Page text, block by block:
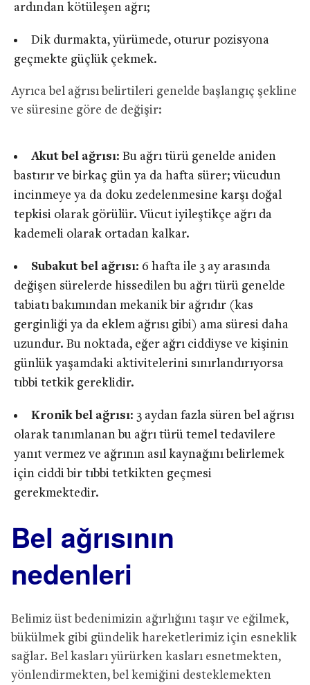
ardından kötüleşen ağrı;
Dik durmakta, yürümede, oturur pozisyona
geçmekte güçlük çekmek.
Ayrıca bel ağrısı belirtileri genelde başlangıç şekline
ve süresine göre de değişir:
Akut bel ağrısı: Bu ağrı türü genelde aniden
bastırır ve birkaç gün ya da hafta sürer; vücudun
incinmeye ya da doku zedelenmesine karşı doğal
tepkisi olarak görülür. Vücut iyileştikçe ağrı da
kademeli olarak ortadan kalkar.
Subakut bel ağrısı: 6 hafta ile 3 ay arasında
değişen sürelerde hissedilen bu ağrı türü genelde
tabiatı bakımından mekanik bir ağrıdır (kas
gerginliği ya da eklem ağrısı gibi) ama süresi daha
uzundur. Bu noktada, eğer ağrı ciddiyse ve kişinin
günlük yaşamdaki aktivitelerini sınırlandırıyorsa
tıbbi tetkik gereklidir.
Kronik bel ağrısı: 3 aydan fazla süren bel ağrısı
olarak tanımlanan bu ağrı türü temel tedavilere
yanıt vermez ve ağrının asıl kaynağını belirlemek
için ciddi bir tıbbi tetkikten geçmesi
gerekmektedir.
Bel ağrısının
nedenleri
Belimiz üst bedenimizin ağırlığını taşır ve eğilmek,
bükülmek gibi gündelik hareketlerimiz için esneklik
sağlar. Bel kasları yürürken kasları esnetmekten,
yönlendirmekten, bel kemiğini desteklemekten